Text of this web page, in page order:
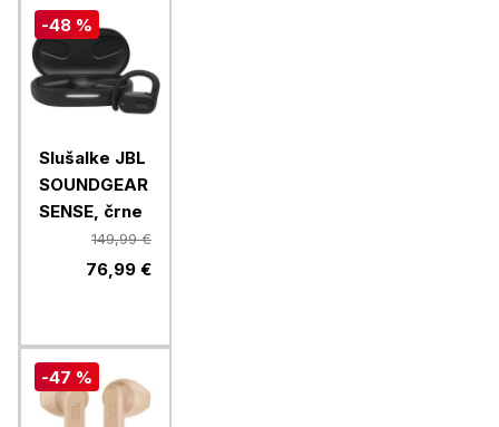
-48 %
Slušalke JBL
SOUNDGEAR
SENSE, črne
149,99 €
76,99 €
-47 %